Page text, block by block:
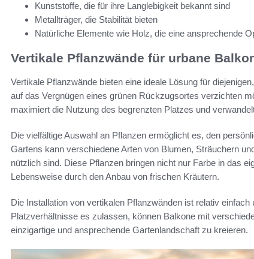
Kunststoffe, die für ihre Langlebigkeit bekannt sind
Metallträger, die Stabilität bieten
Natürliche Elemente wie Holz, die eine ansprechende
Vertikale Pflanzwände für urbane
Vertikale Pflanzwände bieten eine ideale Lösung für
auf das Vergnügen eines grünen Rückzugsortes verzichten
maximiert die Nutzung des begrenzten Platzes und
Die vielfältige Auswahl an Pflanzen ermöglicht es, den
Gartens kann verschiedene Arten von Blumen, Sträuchern
nützlich sind. Diese Pflanzen bringen nicht nur Farbe in das
Lebensweise durch den Anbau von frischen Kräutern.
Die Installation von vertikalen Pflanzwänden ist relativ
Platzverhältnisse es zulassen, können Balkone mit
einzigartige und ansprechende Gartenlandschaft zu kreieren.